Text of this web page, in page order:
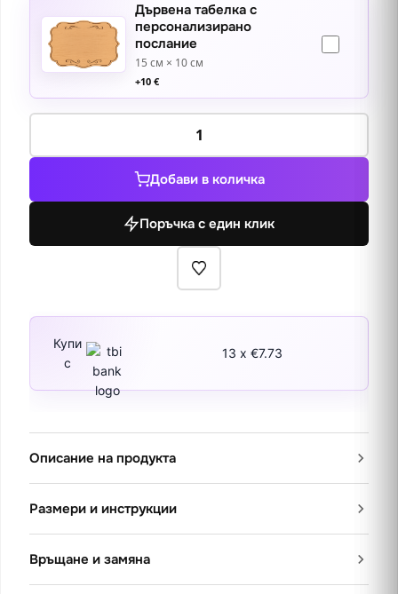
Дървена табелка с
персонализирано
послание
15 см × 10 см
+10 €
количество
Долина
от
Добави в количка
Поръчка с един клик
Купи
с
13 x €7.73
Описание на продукта
Размери и инструкции
Връщане и замяна